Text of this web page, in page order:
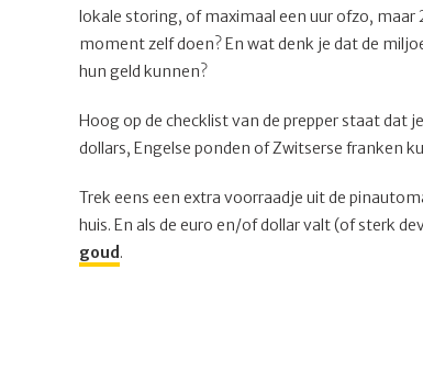
lokale storing, of maximaal een uur ofzo, maar
moment zelf doen? En wat denk je dat de
hun geld kunnen?
Hoog op de checklist van de prepper staat dat
dollars, Engelse ponden of Zwitserse franken
Trek eens een extra voorraadje uit de
huis. En als de euro en/of dollar valt (of sterk
goud .